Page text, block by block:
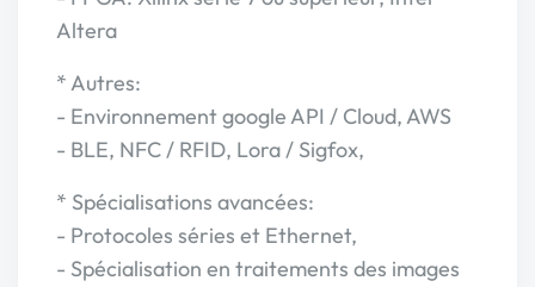
Altera
* Autres:
- Environnement google API / Cloud, AWS
- BLE, NFC / RFID, Lora / Sigfox,
* Spécialisations avancées:
- Protocoles séries et Ethernet,
- Spécialisation en traitements des images